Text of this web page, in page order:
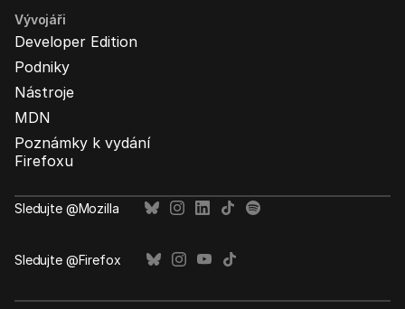
Vývojáři
Developer Edition
Podniky
Nástroje
MDN
Poznámky k vydání
Firefoxu
Sledujte @Mozilla
Sledujte @Firefox